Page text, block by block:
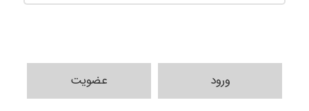
ورود عضویت
vali